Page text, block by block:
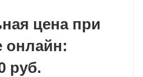
цена при
онлайн:
руб.